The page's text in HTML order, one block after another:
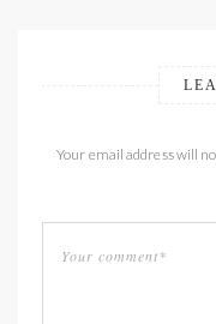
Your email address will